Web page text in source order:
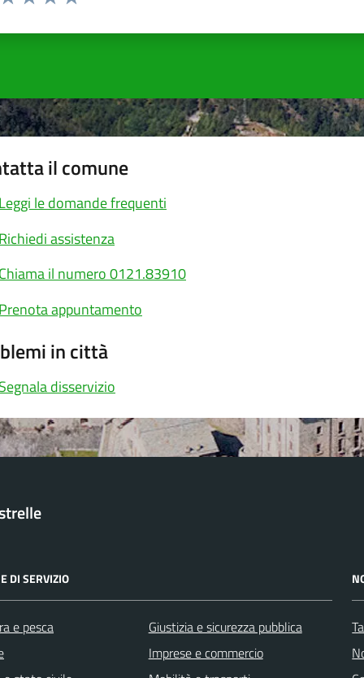
il comune
le domande frequenti
assistenza
il numero 0121.83910
appuntamento
in città
disservizio
DI SERVIZIO
e pesca
Giustizia e sicurezza pubblica
Imprese e commercio